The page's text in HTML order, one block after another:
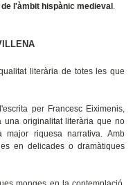
l'àmbit hispànic medieval .
literària de totes les que
per Francesc Eiximenis,
originalitat literària que no
major riquesa narrativa. Amb
en delicades o dramàtiques